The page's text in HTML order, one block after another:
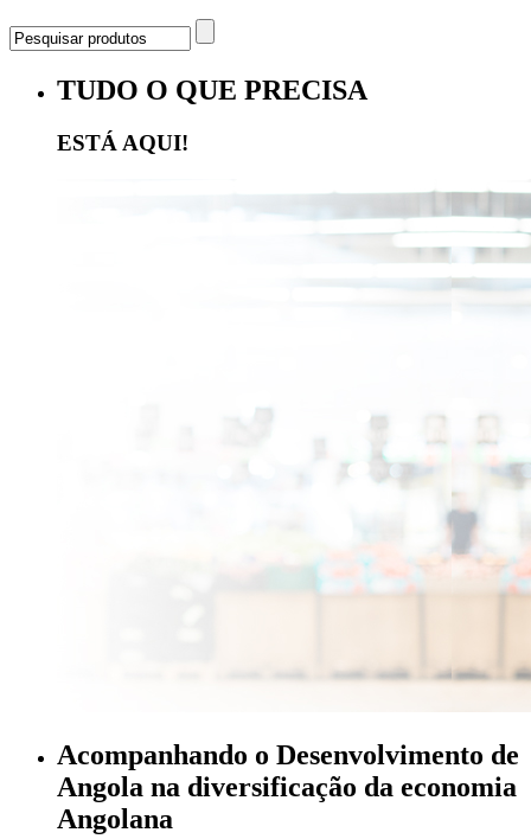
TUDO O QUE PRECISA
ESTÁ AQUI!
Acompanhando o Desenvolvimento de
Angola na diversificação da economia
Angolana